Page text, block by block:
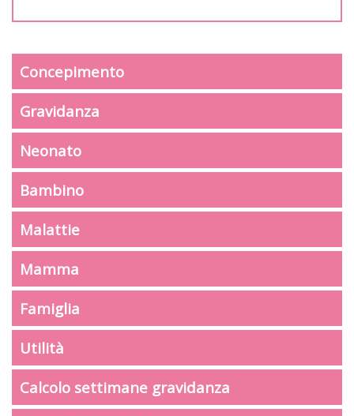
Concepimento
Gravidanza
Neonato
Bambino
Malattie
Mamma
Famiglia
Utilità
Calcolo settimane gravidanza